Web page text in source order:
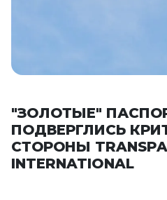
"ЗОЛОТЫЕ"
ПОДВЕРГЛИСЬ
СТОРОНЫ
INTERNATIONAL